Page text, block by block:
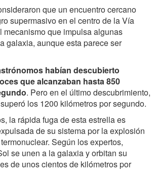
que un encuentro cercano
supermasivo en el centro de la Vía
mecanismo que impulsa algunas
galaxia, aunque esta parece ser
habían descubierto
que alcanzaban hasta 850
. Pero en el último descubrimiento,
los 1200 kilómetros por segundo.
la rápida fuga de esta estrella es
de su sistema por la explosión
Según los expertos,
se unen a la galaxia y orbitan su
de unos cientos de kilómetros por